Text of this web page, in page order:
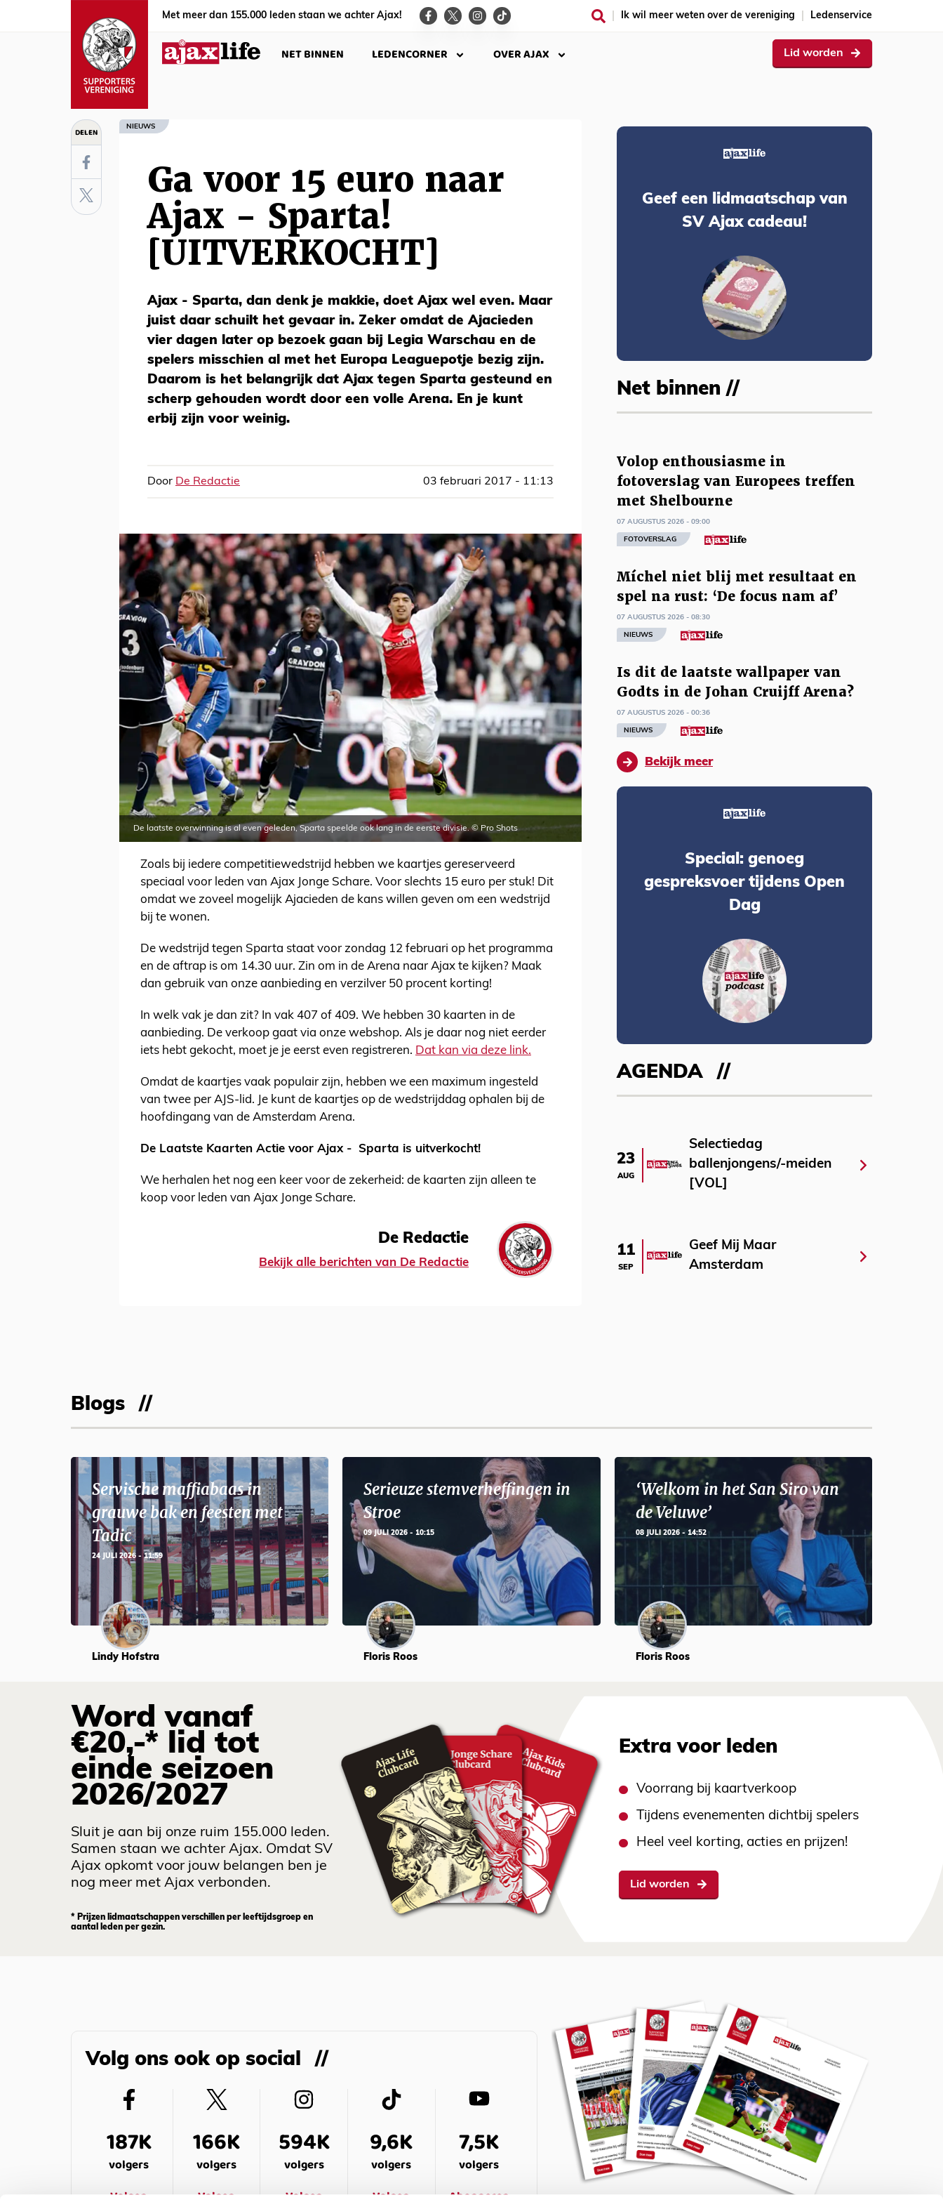
Met meer dan 155.000 leden staan we achter Ajax! Ik wil meer weten over de vereniging Ledenservice
NET BINNEN LEDENCORNER OVER AJAX Lid worden
DELEN NIEUWS
Ga voor 15 euro naar
Ajax - Sparta!
[UITVERKOCHT]
Ajax - Sparta, dan denk je makkie, doet Ajax wel even. Maar
juist daar schuilt het gevaar in. Zeker omdat de Ajacieden
vier dagen later op bezoek gaan bij Legia Warschau en de
spelers misschien al met het Europa Leaguepotje bezig zijn.
Daarom is het belangrijk dat Ajax tegen Sparta gesteund en
scherp gehouden wordt door een volle Arena. En je kunt
erbij zijn voor weinig.
Door De Redactie 03 februari 2017 - 11:13
De laatste overwinning is al even geleden, Sparta speelde ook lang in de eerste divisie. © Pro Shots
Zoals bij iedere competitiewedstrijd hebben we kaartjes gereserveerd
speciaal voor leden van Ajax Jonge Schare. Voor slechts 15 euro per stuk! Dit
omdat we zoveel mogelijk Ajacieden de kans willen geven om een wedstrijd
bij te wonen.
De wedstrijd tegen Sparta staat voor zondag 12 februari op het programma
en de aftrap is om 14.30 uur. Zin om in de Arena naar Ajax te kijken? Maak
dan gebruik van onze aanbieding en verzilver 50 procent korting!
In welk vak je dan zit? In vak 407 of 409. We hebben 30 kaarten in de
aanbieding. De verkoop gaat via onze webshop. Als je daar nog niet eerder
iets hebt gekocht, moet je je eerst even registreren. Dat kan via deze link.
Omdat de kaartjes vaak populair zijn, hebben we een maximum ingesteld
van twee per AJS-lid. Je kunt de kaartjes op de wedstrijddag ophalen bij de
hoofdingang van de Amsterdam Arena.
De Laatste Kaarten Actie voor Ajax - Sparta is uitverkocht!
We herhalen het nog een keer voor de zekerheid: de kaarten zijn alleen te
koop voor leden van Ajax Jonge Schare.
De Redactie
Bekijk alle berichten van De Redactie
Geef een lidmaatschap van
SV Ajax cadeau!
Net binnen //
Volop enthousiasme in
fotoverslag van Europees treffen
met Shelbourne
07 AUGUSTUS 2026 - 09:00
FOTOVERSLAG
Míchel niet blij met resultaat en
spel na rust: ‘De focus nam af’
07 AUGUSTUS 2026 - 08:30
NIEUWS
Is dit de laatste wallpaper van
Godts in de Johan Cruijff Arena?
07 AUGUSTUS 2026 - 00:36
NIEUWS
Bekijk meer
Special: genoeg
gespreksvoer tijdens Open
Dag
AGENDA
23
AUG
Selectiedag
ballenjongens/-meiden
[VOL]
11
SEP
Geef Mij Maar
Amsterdam
Blogs
Servische maffiabaas in
grauwe bak en feesten met
Tadic
24 JULI 2026 - 11:59
Lindy Hofstra
Serieuze stemverheffingen in
Stroe
09 JULI 2026 - 10:15
Floris Roos
‘Welkom in het San Siro van
de Veluwe’
08 JULI 2026 - 14:52
Floris Roos
Word vanaf
€20,-* lid tot
einde seizoen
2026/2027
Sluit je aan bij onze ruim 155.000 leden.
Samen staan we achter Ajax. Omdat SV
Ajax opkomt voor jouw belangen ben je
nog meer met Ajax verbonden.
* Prijzen lidmaatschappen verschillen per leeftijdsgroep en
aantal leden per gezin.
Extra voor leden
Voorrang bij kaartverkoop
Tijdens evenementen dichtbij spelers
Heel veel korting, acties en prijzen!
Lid worden
Volg ons ook op social
187K
volgers
Volgen
166K
volgers
Volgen
594K
volgers
Volgen
9,6K
volgers
Volgen
7,5K
volgers
Abonneren